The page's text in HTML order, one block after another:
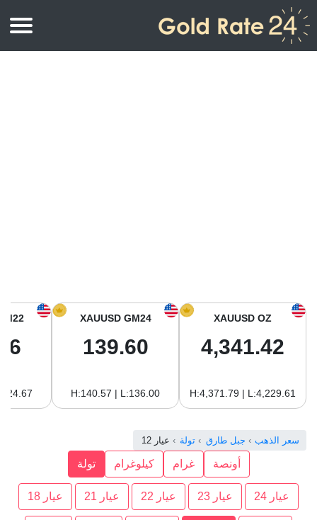
أسعار الذهب في أمريكا الجنوبية
XAUUSD OZ
4,341.42
H:4,371.79 | L:4,229.61
XAUUSD GM24
139.60
H:140.57 | L:136.00
سعر الذهب جبل طارق تولة عيار 12
أونصة غرام كيلوغرام تولة
عيار 24 عيار 23 عيار 22 عيار 21 عيار 18